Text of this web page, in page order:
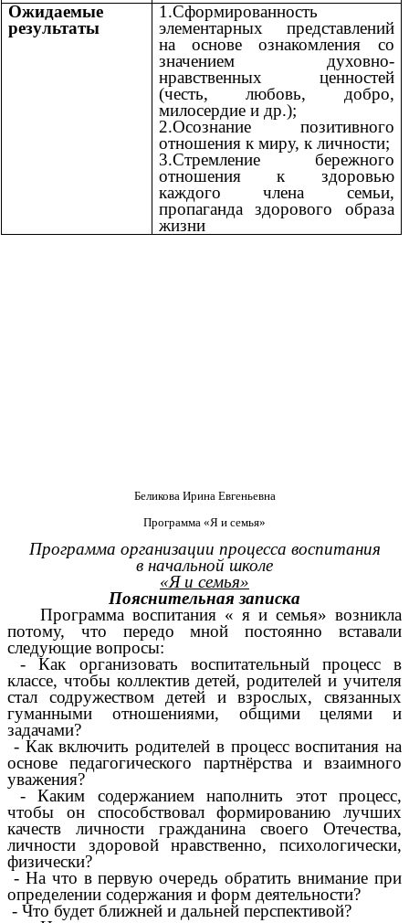
Ожидаемые
результаты
1.Сформированность
элементарных представлений
на основе ознакомления со
значением духовно-
нравственных ценностей
(честь, любовь, добро,
милосердие и др.);
2.Осознание позитивного
отношения к миру, к личности;
3.Стремление бережного
отношения к здоровью
каждого члена семьи,
пропаганда здорового образа
жизни
Беликова Ирина Евгеньевна
Программа «Я и семья»
Программа организации процесса воспитания
в начальной школе
«Я и семья»
Пояснительная записка
Программа воспитания « я и семья» возникла
потому, что передо мной постоянно вставали
следующие вопросы:
- Как организовать воспитательный процесс в
классе, чтобы коллектив детей, родителей и учителя
стал содружеством детей и взрослых, связанных
гуманными отношениями, общими целями и
задачами?
- Как включить родителей в процесс воспитания на
основе педагогического партнёрства и взаимного
уважения?
- Каким содержанием наполнить этот процесс,
чтобы он способствовал формированию лучших
качеств личности гражданина своего Отечества,
личности здоровой нравственно, психологически,
физически?
- На что в первую очередь обратить внимание при
определении содержания и форм деятельности?
- Что будет ближней и дальней перспективой?